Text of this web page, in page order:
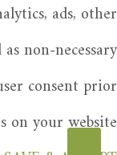
ads, other
non-necessary
consent prior
your website.